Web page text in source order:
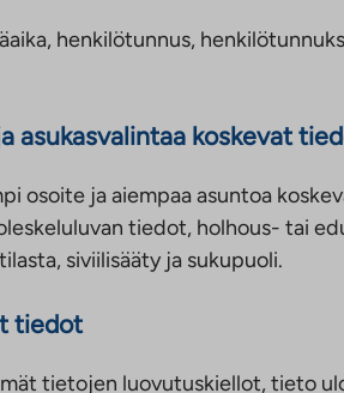
henkilötunnus,
asukasvalintaa koskevat
osoite ja aiempaa asuntoa
tiedot, holhous- tai
siviilisääty ja sukupuoli.
tiedot
tietojen luovutuskiellot, tieto